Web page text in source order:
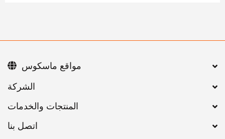
اتصل بنا
مواقع ماسكوس